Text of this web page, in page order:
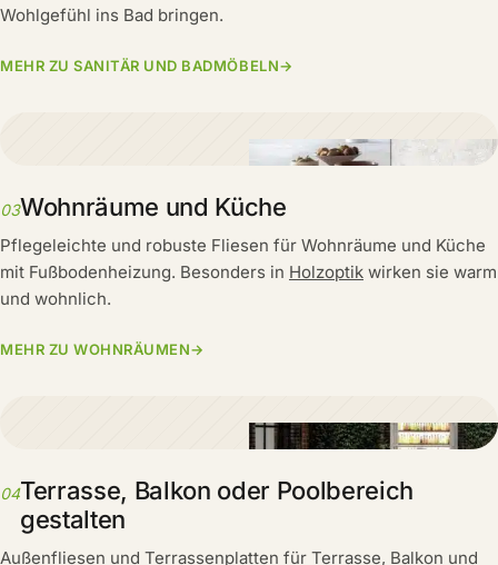
Wohlgefühl ins Bad bringen.
MEHR ZU SANITÄR UND BADMÖBELN→
03Wohnräume und Küche
Pflegeleichte und robuste Fliesen für Wohnräume und Küche
mit Fußbodenheizung. Besonders in Holzoptik wirken sie warm
und wohnlich.
MEHR ZU WOHNRÄUMEN→
04Terrasse, Balkon oder Poolbereich
gestalten
Außenfliesen und Terrassenplatten für Terrasse, Balkon und